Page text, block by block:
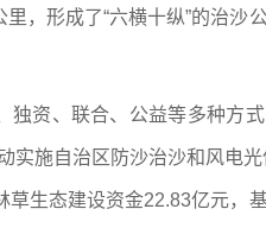
，形成了“六横十纵”的治沙
资、联合、公益等多种方
实施自治区防沙治沙和风电
生态建设资金22.83亿元，